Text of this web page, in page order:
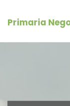
Primaria